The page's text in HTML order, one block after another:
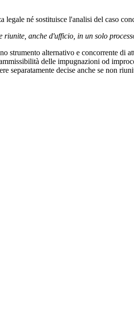
né sostituisce l'analisi del caso
riunite, anche d'ufficio, in un solo
strumento alternativo e concorrente
delle impugnazioni od
separatamente decise anche se non